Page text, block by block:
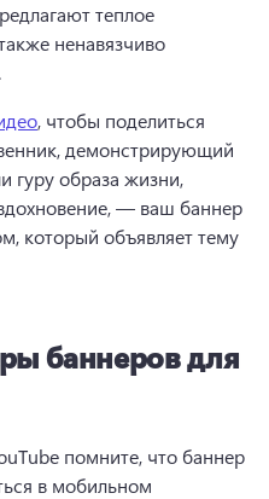
теплое
ненавязчиво
, чтобы поделиться
демонстрирующий
гуру образа жизни,
— ваш баннер
который объявляет тему
баннеров для
помните, что баннер
в мобильном